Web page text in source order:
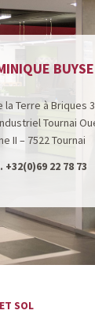
BUYSE
la Terre à Briques
Tournai
II – 7522 Tournai
+32(0)69 22 78 73
SOL